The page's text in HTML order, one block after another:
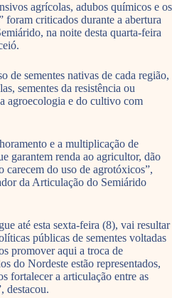
agrícolas, adubos químicos e os
foram criticados durante a abertura
na noite desta quarta-feira
de sementes nativas de cada região,
sementes da resistência ou
agroecologia e do cultivo com
e a multiplicação de
garantem renda ao agricultor, dão
carecem do uso de agrotóxicos”,
da Articulação do Semiárido
até esta sexta-feira (8), vai resultar
públicas de sementes voltadas
promover aqui a troca de
do Nordeste estão representados,
fortalecer a articulação entre as
destacou.